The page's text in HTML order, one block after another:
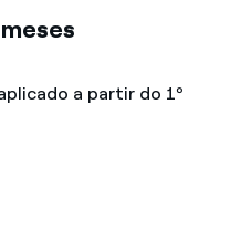
a partir do 1º